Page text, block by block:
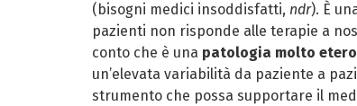
(bisogni medici insoddisfatti, ndr). È
pazienti non risponde alle terapie a
conto che è una patologia molto
un’elevata variabilità da paziente a
strumento che possa supportare il